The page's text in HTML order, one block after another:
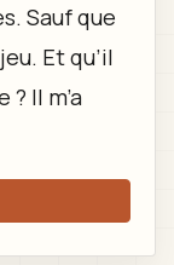
Sauf que
Et qu’il
Il m’a